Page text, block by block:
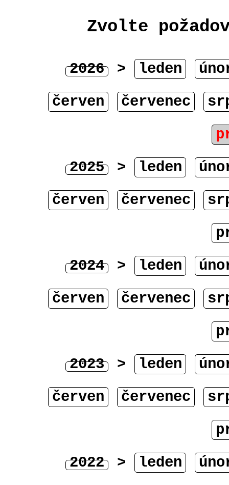
Zvolte
2026 > leden
červen
červenec
2025 > leden
červen
červenec
2024 > leden
červen
červenec
2023 > leden
červen
červenec
2022 > leden